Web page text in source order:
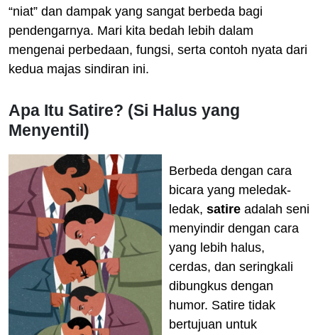
“niat” dan dampak yang sangat berbeda bagi
pendengarnya. Mari kita bedah lebih dalam
mengenai perbedaan, fungsi, serta contoh nyata dari
kedua majas sindiran ini.
Apa Itu Satire? (Si Halus yang
Menyentil)
Berbeda dengan cara
bicara yang meledak-
ledak, satire adalah seni
menyindir dengan cara
yang lebih halus,
cerdas, dan seringkali
dibungkus dengan
humor. Satire tidak
bertujuan untuk